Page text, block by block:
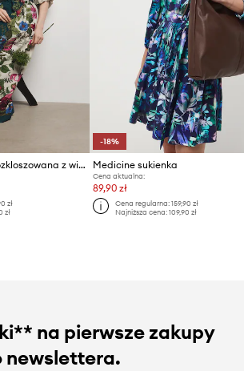
Medicine sukienka rozkloszowana z wiskozą
zł
zł
-18%
Medicine sukienka
Cena aktualna:
89,90 zł
Cena regularna: 159,90 zł
Najniższa cena: 109,90 zł
na pierwsze zakupy
newslettera.